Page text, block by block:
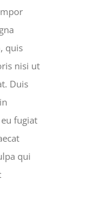
quis
nisi ut
Duis
fugiat
qui